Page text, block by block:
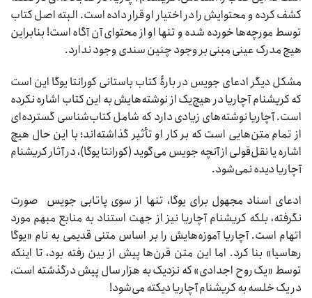
کشف کرده و محتوایش را در اختیار او قرار داده است. البته اصل کتاب
توسط مورچه‌ها خورده شده و تنها او از محتوای آن آگاه است! بنابراین
هیچ مدرک عینی مبنی بر وجود چنین سندی وجود ندارد.
مشکل دیگر ادعای جویس در بارۀ کتاب باستانی کورانتا یوگا این است
که کریشنام آچاریا در هیچ‌یک از نوشته‌هایش به این کتاب اشاره نکرده
است. آچاریا نوشته‌های زیادی دارد که شامل کتاب‌شناسی گسترده‌ای
از تمام متن‌هایی است که بر کار او تأثیر گذاشته‌اند؛ با این حال هیچ
اشاره یا نقل‌قولی از آنچه جویس می‌گوید (کورانتا یوگا)، در آثار کریشنام
آچاریا دیده نمی‌شود.
ادعای اسناد مجهول برای یوگا، تنها از سوی پاتابی جویس صورت
نگرفته، بلکه کریشنام آچاریا نیز از جهت استناد به منابع مبهم مورد
اتهام است. آچاریا آموزه‌هایش را بر اساس متنی قدیمی به نام «یوگا
رهاسیا» بنا کرد. اما این متن قرن‌ها پیش از بین رفته بود، تا اینکه
توسط «یک روح اجدادی» که نزدیک به هزار سال پیش درگذشته است،
در یک خلسه به کریشنام آچاریا دیکته می‌شود!